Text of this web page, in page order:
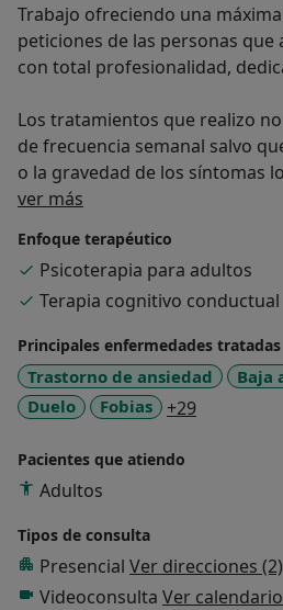
Trabajo ofreciendo una
peticiones de las personas que
con total profesionalidad,
Los tratamientos que realizo
de frecuencia semanal salvo
o la gravedad de los síntomas
importante es aprovechar el
sesión y sesión.
La psicoterapia con la cual me
requiere esfuerzo y constancia
difícil la mejora. Por ello, en las
tienen que verse cambios hacia
La consulta está ubicada en
distancia de 100 metros cada
ver más
Enfoque terapéutico
Psicoterapia para adultos
Terapia cognitivo conductual
Principales enfermedades tratadas
Trastorno de ansiedad Baja
Duelo
Fobias +29
Pacientes que atiendo
Adultos
Tipos de consulta
Presencial Ver direcciones (2)
Videoconsulta Ver